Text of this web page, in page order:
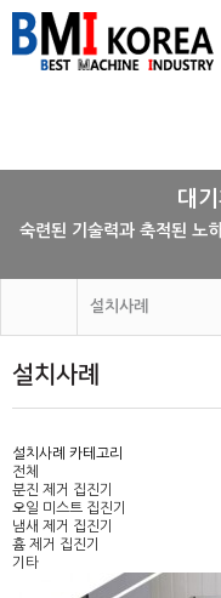
대
숙련된 기술력과 축적된 노
설치사례
제품소개
임대 집진기
정부지원사업
고객지원
설치사례
설치사례 카테고리
전체
분진 제거 집진기
오일 미스트 집진기
냄새 제거 집진기
흄 제거 집진기
기타